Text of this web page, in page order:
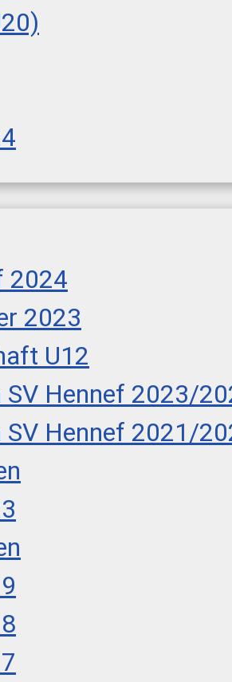
2024
2023
U12
Hennef 2023/
Hennef 2021/